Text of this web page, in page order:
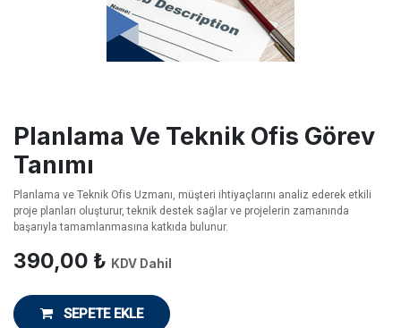
Planlama Ve Teknik Ofis Görev
Tanımı
Planlama ve Teknik Ofis Uzmanı, müşteri ihtiyaçlarını analiz ederek etkili
proje planları oluşturur, teknik destek sağlar ve projelerin zamanında
başarıyla tamamlanmasına katkıda bulunur.
390,00 ₺ KDV Dahil
SEPETE EKLE